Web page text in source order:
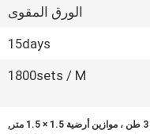
الورق المقوى
15days
1800sets / M
,